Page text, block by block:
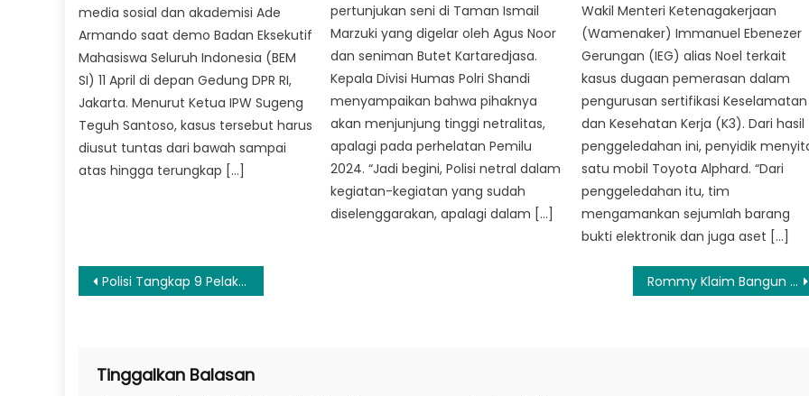
media sosial dan akademisi Ade
Armando saat demo Badan Eksekutif
Mahasiswa Seluruh Indonesia (BEM
SI) 11 April di depan Gedung DPR RI,
Jakarta. Menurut Ketua IPW Sugeng
Teguh Santoso, kasus tersebut harus
diusut tuntas dari bawah sampai
atas hingga terungkap […]
pertunjukan seni di Taman Ismail
Marzuki yang digelar oleh Agus Noor
dan seniman Butet Kartaredjasa.
Kepala Divisi Humas Polri Shandi
menyampaikan bahwa pihaknya
akan menjunjung tinggi netralitas,
apalagi pada perhelatan Pemilu
2024. “Jadi begini, Polisi netral dalam
kegiatan-kegiatan yang sudah
diselenggarakan, apalagi dalam […]
Wakil Menteri Ketenagakerjaan
(Wamenaker) Immanuel Ebenezer
Gerungan (IEG) alias Noel terkait
kasus dugaan pemerasan dalam
pengurusan sertifikasi Keselamatan
dan Kesehatan Kerja (K3). Dari hasil
penggeledahan ini, penyidik
satu mobil Toyota Alphard. “Dari
penggeledahan itu, tim
mengamankan sejumlah barang
bukti elektronik dan juga aset […]
Navigasi
Polisi Tangkap 9 Pelaku Tindak Kejahatan Perdagangan Orang di Wilayah Sulsel Rommy Klaim Bangun Komunikasi dengan JK, Sebut Masalah dengan Erwin Aksa Sudah Selesai
Tinggalkan Balasan